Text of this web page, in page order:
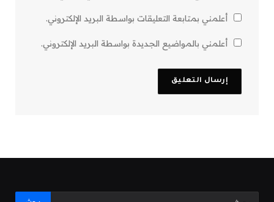
أعلمني بمتابعة التعليقات بواسطة البريد الإلكتروني.
أعلمني بالمواضيع الجديدة بواسطة البريد الإلكتروني.